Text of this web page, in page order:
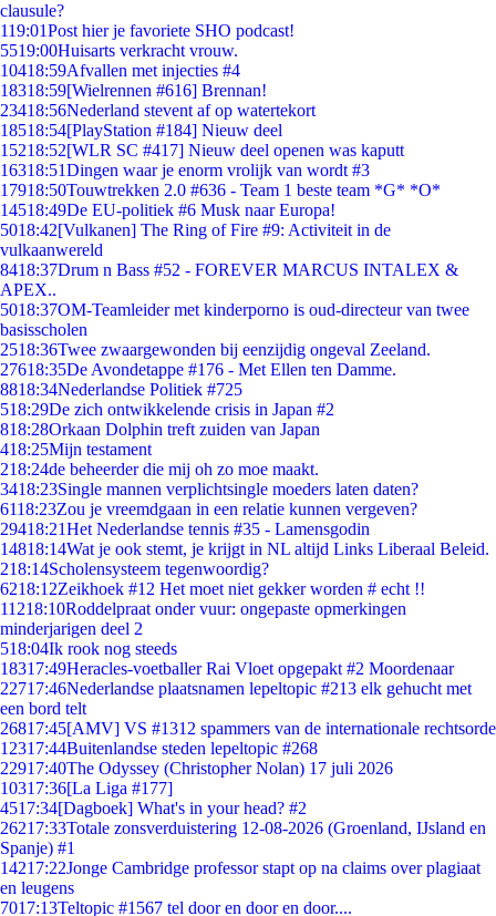
clausule?
119:01Post hier je favoriete SHO podcast!
5519:00Huisarts verkracht vrouw.
10418:59Afvallen met injecties #4
18318:59[Wielrennen #616] Brennan!
23418:56Nederland stevent af op watertekort
18518:54[PlayStation #184] Nieuw deel
15218:52[WLR SC #417] Nieuw deel openen was kaputt
16318:51Dingen waar je enorm vrolijk van wordt #3
17918:50Touwtrekken 2.0 #636 - Team 1 beste team *G* *O*
14518:49De EU-politiek #6 Musk naar Europa!
5018:42[Vulkanen] The Ring of Fire #9: Activiteit in de
vulkaanwereld
8418:37Drum n Bass #52 - FOREVER MARCUS INTALEX &
APEX..
5018:37OM-Teamleider met kinderporno is oud-directeur van twee
basisscholen
2518:36Twee zwaargewonden bij eenzijdig ongeval Zeeland.
27618:35De Avondetappe #176 - Met Ellen ten Damme.
8818:34Nederlandse Politiek #725
518:29De zich ontwikkelende crisis in Japan #2
818:28Orkaan Dolphin treft zuiden van Japan
418:25Mijn testament
218:24de beheerder die mij oh zo moe maakt.
3418:23Single mannen verplichtsingle moeders laten daten?
6118:23Zou je vreemdgaan in een relatie kunnen vergeven?
29418:21Het Nederlandse tennis #35 - Lamensgodin
14818:14Wat je ook stemt, je krijgt in NL altijd Links Liberaal Beleid.
218:14Scholensysteem tegenwoordig?
6218:12Zeikhoek #12 Het moet niet gekker worden # echt !!
11218:10Roddelpraat onder vuur: ongepaste opmerkingen
minderjarigen deel 2
518:04Ik rook nog steeds
18317:49Heracles-voetballer Rai Vloet opgepakt #2 Moordenaar
22717:46Nederlandse plaatsnamen lepeltopic #213 elk gehucht met
een bord telt
26817:45[AMV] VS #1312 spammers van de internationale rechtsorde
12317:44Buitenlandse steden lepeltopic #268
22917:40The Odyssey (Christopher Nolan) 17 juli 2026
10317:36[La Liga #177]
4517:34[Dagboek] What's in your head? #2
26217:33Totale zonsverduistering 12-08-2026 (Groenland, IJsland en
Spanje) #1
14217:22Jonge Cambridge professor stapt op na claims over plagiaat
en leugens
7017:13Teltopic #1567 tel door en door en door....